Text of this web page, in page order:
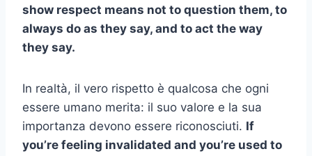
show respect means not to question them, to
always do as they say, and to act the way
they say.
In realtà, il vero rispetto è qualcosa che ogni
essere umano merita: il suo valore e la sua
importanza devono essere riconosciuti. If
you’re feeling invalidated and you’re used to